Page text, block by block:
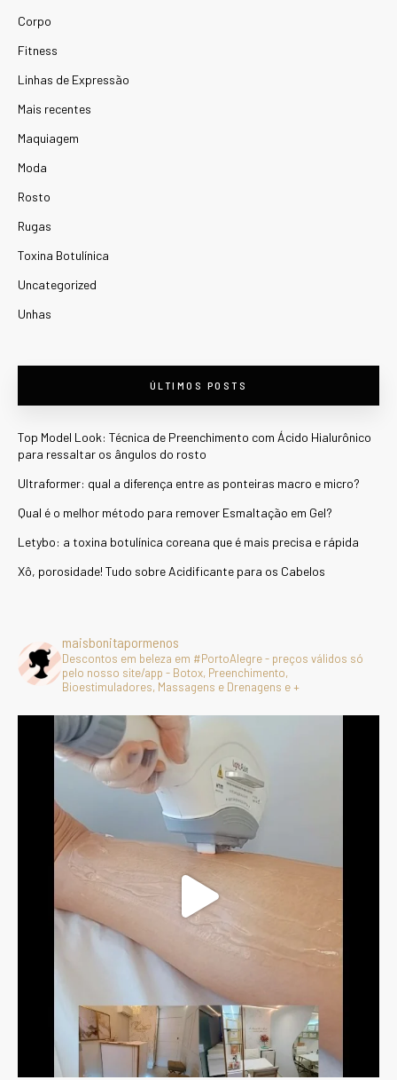
Corpo
Fitness
Linhas de Expressão
Mais recentes
Maquiagem
Moda
Rosto
Rugas
Toxina Botulínica
Uncategorized
Unhas
ÚLTIMOS POSTS
Top Model Look: Técnica de Preenchimento com Ácido Hialurônico
para ressaltar os ângulos do rosto
Ultraformer: qual a diferença entre as ponteiras macro e micro?
Qual é o melhor método para remover Esmaltação em Gel?
Letybo: a toxina botulínica coreana que é mais precisa e rápida
Xô, porosidade! Tudo sobre Acidificante para os Cabelos
maisbonitapormenos
Descontos em beleza em #PortoAlegre - preços válidos só
pelo nosso site/app - Botox, Preenchimento,
Bioestimuladores, Massagens e Drenagens e +